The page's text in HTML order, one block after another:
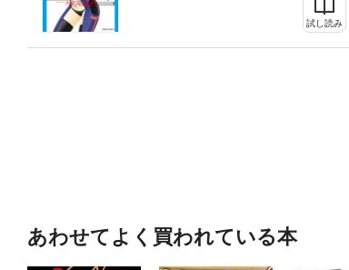
試し読み
あわせてよく買われている本